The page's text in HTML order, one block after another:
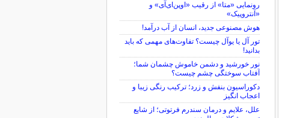
رونمایی «متا» از رقیب «اوپن‌ای‌آی» و
«آنتروپیک»
هوش مصنوعی جدید، انسان از آب درآمد!
تور آل یا یوآل چیست؟ تفاوت‌های مهمی که باید
بدانید!
نور خورشید و دشمن خاموش چشمان شما؛
آفتاب سوختگی چشم چیست؟
دکوراسیون بنفش و زرد؛ ترکیب رنگی زیبا و
اعجاب انگیز
علل، علایم و درمان سندرم فرتوتی؛ از شایع